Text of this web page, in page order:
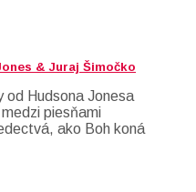
& Juraj Šimočko
od Hudsona Jonesa
piesňami
ako Boh koná